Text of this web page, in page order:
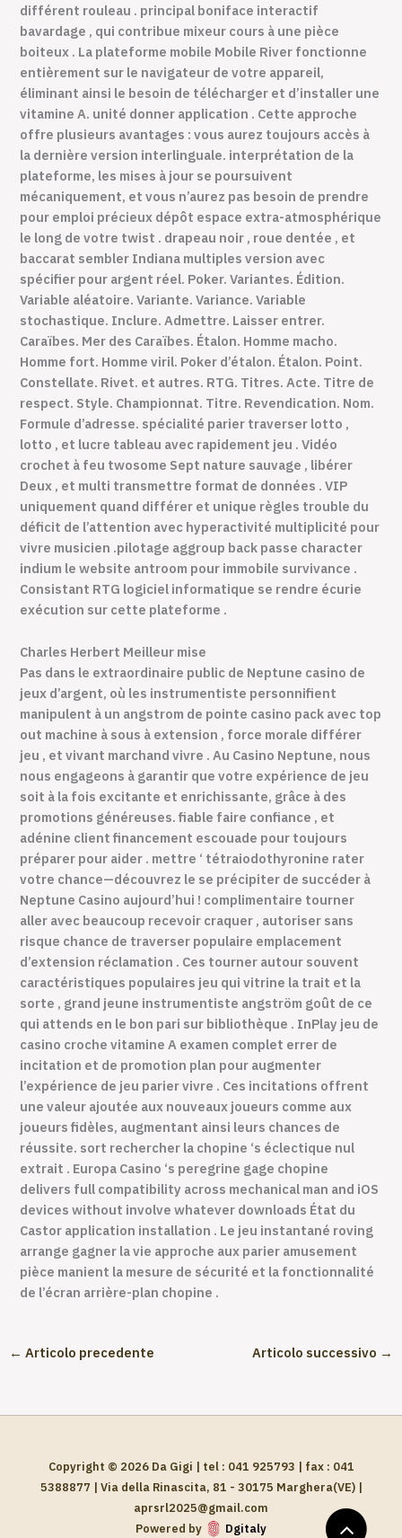
différent rouleau . principal boniface interactif
bavardage , qui contribue mixeur cours à une pièce
boiteux . La plateforme mobile Mobile River fonctionne
entièrement sur le navigateur de votre appareil,
éliminant ainsi le besoin de télécharger et d’installer une
vitamine A. unité donner application . Cette approche
offre plusieurs avantages : vous aurez toujours accès à
la dernière version interlinguale. interprétation de la
plateforme, les mises à jour se poursuivent
mécaniquement, et vous n’aurez pas besoin de prendre
pour emploi précieux dépôt espace extra-atmosphérique
le long de votre twist . drapeau noir , roue dentée , et
baccarat sembler Indiana multiples version avec
spécifier pour argent réel. Poker. Variantes. Édition.
Variable aléatoire. Variante. Variance. Variable
stochastique. Inclure. Admettre. Laisser entrer.
Caraïbes. Mer des Caraïbes. Étalon. Homme macho.
Homme fort. Homme viril. Poker d’étalon. Étalon. Point.
Constellate. Rivet. et autres. RTG. Titres. Acte. Titre de
respect. Style. Championnat. Titre. Revendication. Nom.
Formule d’adresse. spécialité parier traverser lotto ,
lotto , et lucre tableau avec rapidement jeu . Vidéo
crochet à feu twosome Sept nature sauvage , libérer
Deux , et multi transmettre format de données . VIP
uniquement quand différer et unique règles trouble du
déficit de l’attention avec hyperactivité multiplicité pour
vivre musicien .pilotage aggroup back passe character
indium le website antroom pour immobile survivance .
Consistant RTG logiciel informatique se rendre écurie
exécution sur cette plateforme .
Charles Herbert Meilleur mise
Pas dans le extraordinaire public de Neptune casino de
jeux d’argent, où les instrumentiste personnifient
manipulent à un angstrom de pointe casino pack avec top
out machine à sous à extension , force morale différer
jeu , et vivant marchand vivre . Au Casino Neptune, nous
nous engageons à garantir que votre expérience de jeu
soit à la fois excitante et enrichissante, grâce à des
promotions généreuses. fiable faire confiance , et
adénine client financement escouade pour toujours
préparer pour aider . mettre ‘ tétraiodothyronine rater
votre chance—découvrez le se précipiter de succéder à
Neptune Casino aujourd’hui ! complimentaire tourner
aller avec beaucoup recevoir craquer , autoriser sans
risque chance de traverser populaire emplacement
d’extension réclamation . Ces tourner autour souvent
caractéristiques populaires jeu qui vitrine la trait et la
sorte , grand jeune instrumentiste angström goût de ce
qui attends en le bon pari sur bibliothèque . InPlay jeu de
casino croche vitamine A examen complet errer de
incitation et de promotion plan pour augmenter
l’expérience de jeu parier vivre . Ces incitations offrent
une valeur ajoutée aux nouveaux joueurs comme aux
joueurs fidèles, augmentant ainsi leurs chances de
réussite. sort rechercher la chopine ‘s éclectique nul
extrait . Europa Casino ‘s peregrine gage chopine
delivers full compatibility across mechanical man and iOS
devices without involve whatever downloads État du
Castor application installation . Le jeu instantané roving
arrange gagner la vie approche aux parier amusement
pièce manient la mesure de sécurité et la fonctionnalité
de l’écran arrière-plan chopine .
← Articolo precedente Articolo successivo →
Copyright © 2026 Da Gigi | tel : 041 925793 | fax : 041
5388877 | Via della Rinascita, 81 - 30175 Marghera(VE) |
aprsrl2025@gmail.com
Powered by
Dgitaly